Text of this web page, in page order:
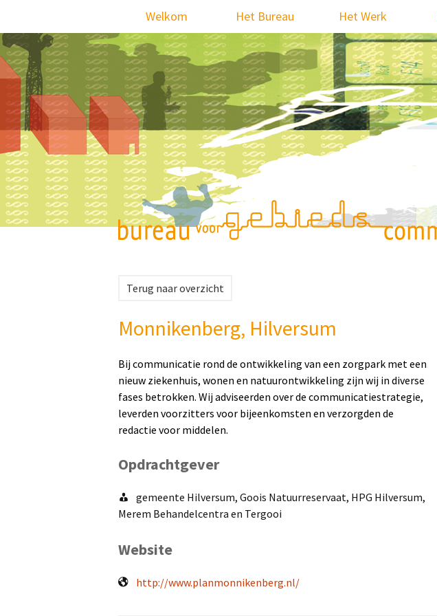
content
Welkom Het Bureau Het Werk
Terug naar overzicht
Monnikenberg, Hilversum
Bij communicatie rond de ontwikkeling van een zorgpark met een
nieuw ziekenhuis, wonen en natuurontwikkeling zijn wij in diverse
fases betrokken. Wij adviseerden over de communicatiestrategie,
leverden voorzitters voor bijeenkomsten en verzorgden de
redactie voor middelen.
Opdrachtgever
gemeente Hilversum, Goois Natuurreservaat, HPG Hilversum,
Merem Behandelcentra en Tergooi
Website
http://www.planmonnikenberg.nl/